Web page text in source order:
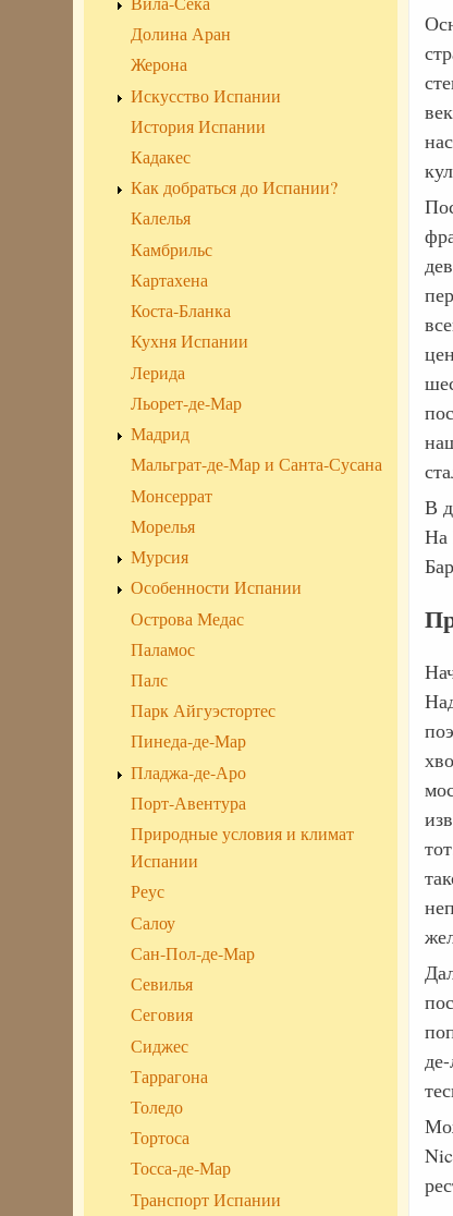
В
На
Долина Аран
Жерона
Искусство Испании
История Испании
Кадакес
Как добраться до Испании?
Калелья
Камбрильс
Картахена
Коста-Бланка
Кухня Испании
Лерида
Льорет-де-Мар
Мадрид
Мальграт-де-Мар и Санта-Сусана
Монсеррат
Морелья
Мурсия
Особенности Испании
Острова Медас
Паламос
Палс
Парк Айгуэстортес
Пинеда-де-Мар
Пладжа-де-Аро
Порт-Авентура
Природные условия и климат
Испании
Реус
Салоу
Сан-Пол-де-Мар
Севилья
Сеговия
Сиджес
Таррагона
Толедо
Тортоса
Тосса-де-Мар
Транспорт Испании